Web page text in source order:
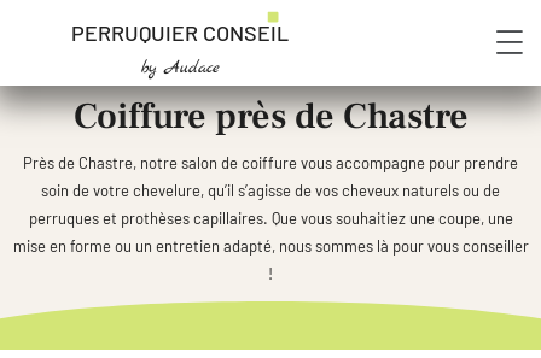
PERRUQUIER CONSEIL
by Audace
Coiffure près de Chastre
Près de Chastre, notre salon de coiffure vous accompagne pour prendre
soin de votre chevelure, qu’il s’agisse de vos cheveux naturels ou de
perruques et prothèses capillaires. Que vous souhaitiez une coupe, une
mise en forme ou un entretien adapté, nous sommes là pour vous conseiller
!